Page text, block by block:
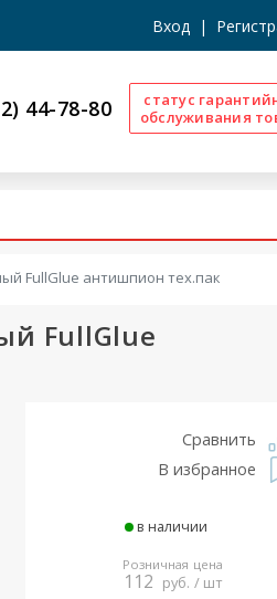
Вход |
44-78-80
статус
обслуживания
FullGlue антишпион тех.пак
FullGlue
Сравнить
В избранное
в наличии
Розничная цена
112 руб. / шт